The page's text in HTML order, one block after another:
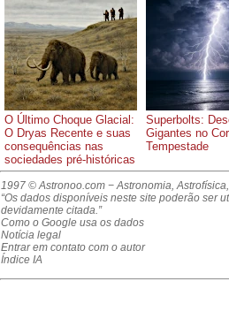
O Último Choque Glacial:
O Dryas Recente e suas
consequências nas
sociedades pré-históricas
Superbolts:
Gigantes no
Tempestade
1997 © Astronoo.com − Astronomia,
“Os dados disponíveis neste site poderão ser
devidamente citada.”
Como o Google usa os dados
Notícia legal
Entrar em contato com o autor
Índice IA